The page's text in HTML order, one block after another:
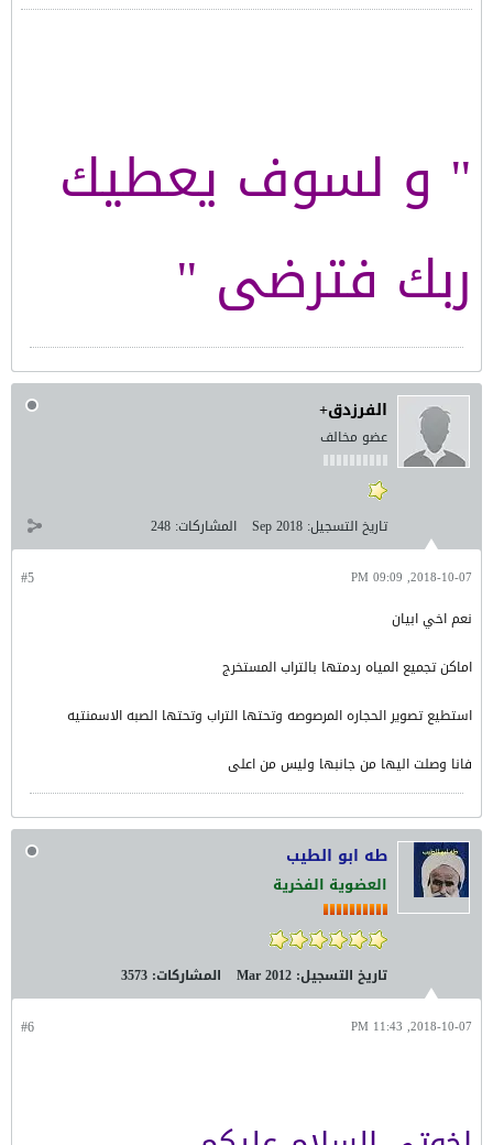
" و لسوف يعطيك
ربك فترضى "
الفرزدق+
عضو مخالف
تاريخ التسجيل: Sep 2018 المشاركات: 248
#5 2018-10-07, 09:09 PM
نعم اخي ابيان
اماكن تجميع المياه ردمتها بالتراب المستخرج
استطيع تصوير الحجاره المرصوصه وتحتها التراب وتحتها الصبه الاسمنتيه
فانا وصلت اليها من جانبها وليس من اعلى
طه ابو الطيب
العضوية الفخرية
تاريخ التسجيل: Mar 2012 المشاركات: 3573
#6 2018-10-07, 11:43 PM